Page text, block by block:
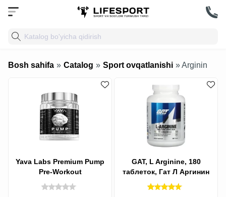
Bosh sahifa » Catalog » Sport ovqatlanishi » Arginin
Yava Labs Premium Pump
Pre-Workout
GAT, L Arginine, 180
таблеток, Гат Л Аргинин